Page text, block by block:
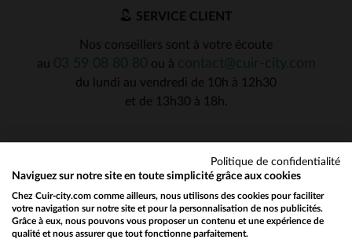
SERVICE CLIENT
Nos conseillers sont à votre écoute
au
ou à
du lundi au vendredi de 10h à 12h30
et de 13h30 à 18h.
NOS PARTENAIRES DE CONFIANCE
Would you like to be redirected to our English site?
Politique de confidentialité
Naviguez sur notre site en toute simplicité grâce aux cookies
Chez Cuir-city.com comme ailleurs, nous utilisons des cookies pour faciliter
votre navigation sur notre site et pour la personnalisation de nos publicités.
Grâce à eux, nous pouvons vous proposer un contenu et une expérience de
qualité et nous assurer que tout fonctionne parfaitement.